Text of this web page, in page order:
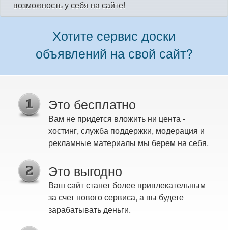
возможность у себя на сайте!
Хотите сервис доски
объявлений на свой сайт?
Это бесплатно
Вам не придется вложить ни цента -
хостинг, служба поддержки, модерация и
рекламные материалы мы берем на себя.
Это выгодно
Ваш сайт станет более привлекательным
за счет нового сервиса, а вы будете
зарабатывать деньги.